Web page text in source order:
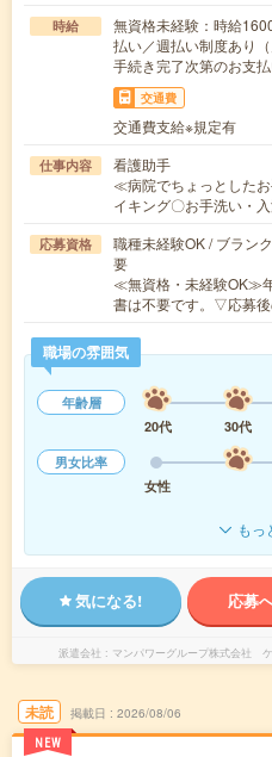
時給
無資格未経験：時給
払い／週払い制度あり
手続き完了次第のお支払
交通費
交通費支給※規定有
仕事内容
看護助手
≪病院でちょっとした
イキング〇お手洗い・
応募資格
職種未経験OK / ブラン
要
≪無資格・未経験OK≫
書は不要です。▽応募
職場の雰囲気
年齢層
20代
30代
男女比率
女性
もっ
気になる! 応募
派遣会社 マンパワーグループ株式会社
未読
NEW
掲載日 2026/08/06